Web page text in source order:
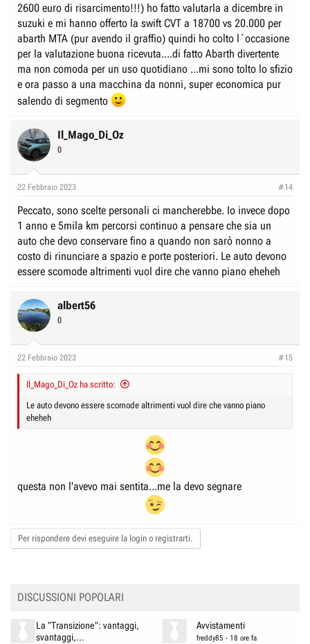
2600 euro di risarcimento!!!) ho fatto valutarla a dicembre in
suzuki e mi hanno offerto la swift CVT a 18700 vs 20.000 per
abarth MTA (pur avendo il graffio) quindi ho colto l´occasione
per la valutazione buona ricevuta....di fatto Abarth divertente
ma non comoda per un uso quotidiano ...mi sono tolto lo sfizio
e ora passo a una macchina da nonni, super economica pur
salendo di segmento
Il_Mago_Di_Oz
0
22 Febbraio 2023 #14
Peccato, sono scelte personali ci mancherebbe. Io invece dopo
1 anno e 5mila km percorsi continuo a pensare che sia un
auto che devo conservare fino a quando non sarò nonno a
costo di rinunciare a spazio e porte posteriori. Le auto devono
essere scomode altrimenti vuol dire che vanno piano eheheh
albert56
0
22 Febbraio 2023 #15
Il_Mago_Di_Oz ha scritto:
Le auto devono essere scomode altrimenti vuol dire che vanno piano
eheheh
questa non l'avevo mai sentita...me la devo segnare
Per rispondere devi eseguire la login o registrarti.
DISCUSSIONI POPOLARI
La "Transizione": vantaggi,
svantaggi,...
Avvistamenti
freddy85 - 18 ore fa